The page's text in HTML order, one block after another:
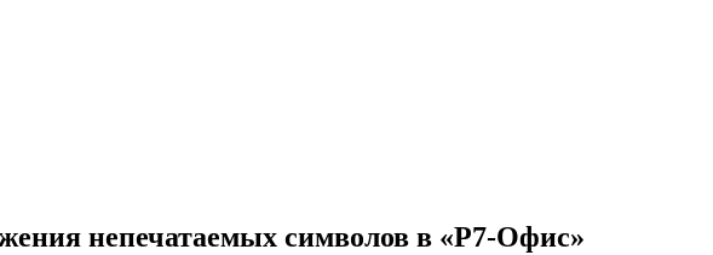
непечатаемых символов в «Р7-Офис»